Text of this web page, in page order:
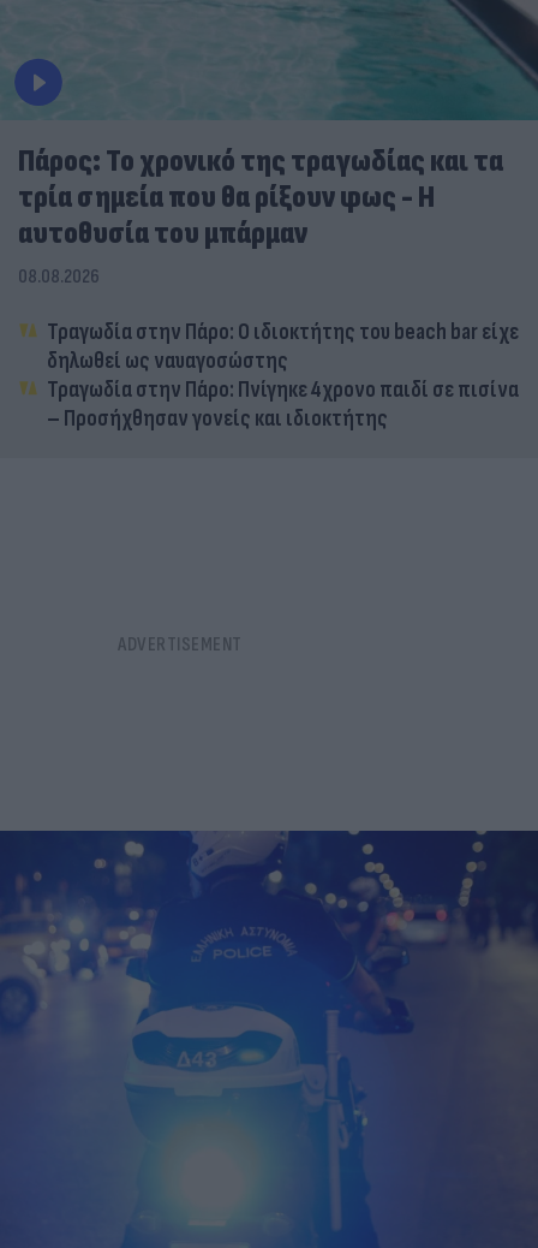
Πάρος: Το χρονικό της τραγωδίας και τα
τρία σημεία που θα ρίξουν φως - Η
αυτοθυσία του μπάρμαν
08.08.2026
Τραγωδία στην Πάρο: Ο ιδιοκτήτης του beach bar είχε
δηλωθεί ως ναυαγοσώστης
Τραγωδία στην Πάρο: Πνίγηκε 4χρονο παιδί σε πισίνα
– Προσήχθησαν γονείς και ιδιοκτήτης